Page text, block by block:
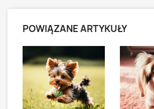
POWIĄZANE ARTYKUŁY